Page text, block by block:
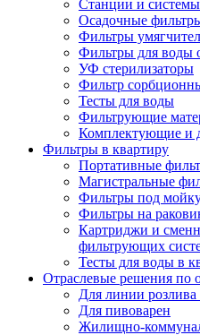
Станции и
Осадочные
Фильтры
Фильтры для воды
УФ стерилизаторы
Фильтр
Тесты для воды
Фильтрующие
Комплектующие и
Фильтры в квартиру
Портативные
Магистральные
Фильтры под
Фильтры на
Картриджи и
фильтрующих
Тесты для воды в
Отраслевые решения по
Для линии
Для пивоварен
Жилищно-